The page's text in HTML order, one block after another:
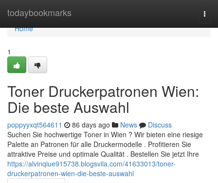
todaybookmarks
Home
Home
1
Toner Druckerpatronen Wien:
Die beste Auswahl
poppyyxqt564611 86 days ago News
Discuss
Suchen Sie hochwertige Toner in Wien ? Wir bieten eine riesige
Palette an Patronen für alle Druckermodelle . Profitieren Sie
attraktive Preise und optimale Qualität . Bestellen Sie jetzt Ihre
https://alvinqiue915738.blogsvila.com/41633013/toner-
druckerpatronen-wien-die-beste-auswahl